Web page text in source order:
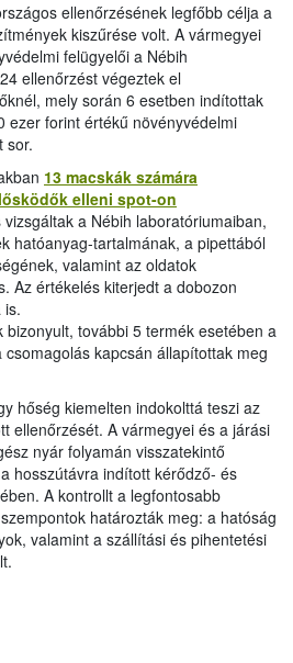
ellenőrzésének legfőbb célja a
kiszűrése volt. A vármegyei
felügyelői a Nébih
ellenőrzést végeztek el
mely során 6 esetben indítottak
ezer forint értékű növényvédelmi
sor.
13 macskák számára
elleni spot-on
vizsgáltak a Nébih laboratóriumaiban,
hatóanyag-tartalmának, a pipettából
valamint az oldatok
Az értékelés kiterjedt a dobozon
is.
további 5 termék esetében a
kapcsán állapítottak meg
hőség kiemelten indokolttá teszi az
ellenőrzését. A vármegyei és a járási
nyár folyamán visszatekintő
hosszútávra indított kérődző- és
A kontrollt a legfontosabb
határozták meg: a hatóság
valamint a szállítási és pihentetési